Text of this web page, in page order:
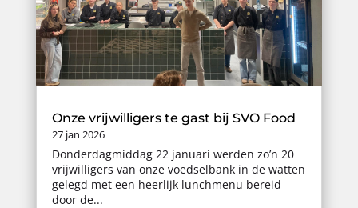
Onze vrijwilligers te gast bij SVO Food
27 jan 2026
Donderdagmiddag 22 januari werden zo’n 20
vrijwilligers van onze voedselbank in de watten
gelegd met een heerlijk lunchmenu bereid
door de...